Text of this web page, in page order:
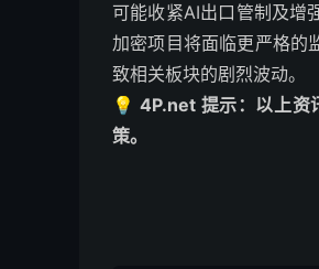
可能收紧AI出口管制及增
加密项目将面临更严格的
致相关板块的剧烈波动。
💡 4P.net 提示：以上资
策。